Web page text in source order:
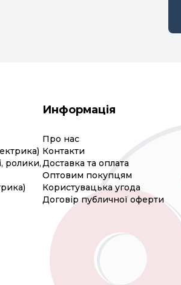
ролики,
Информація
Про нас
Контакти
Доставка та оплата
Оптовим покупцям
Користувацька угода
Договір публичної оферти